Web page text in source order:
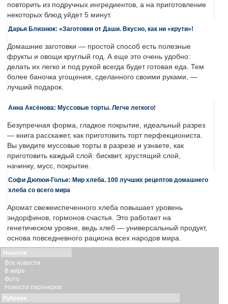
повторить из подручных ингредиентов, а на приготовление
некоторых блюд уйдет 5 минут.
Дарья Близнюк: «Заготовки от Даши. Вкусно, как ни «крути»!
Домашние заготовки — простой способ есть полезные
фрукты и овощи круглый год. А еще это очень удобно:
делать их легко и под рукой всегда будет готовая еда. Тем
более баночка угощения, сделанного своими руками, —
лучший подарок.
Анна Аксёнова: Муссовые торты. Легче легкого!
Безупречная форма, гладкое покрытие, идеальный разрез
— книга расскажет, как приготовить торт перфекциониста.
Вы увидите муссовые торты в разрезе и узнаете, как
приготовить каждый слой: бисквит, хрустящий слой,
начинку, мусс, покрытие.
Софи Дюпюи-Голье: Мир хлеба. 100 лучших рецептов домашнего
хлеба со всего мира
Аромат свежеиспеченного хлеба повышает уровень
эндорфинов, гормонов счастья. Это работает на
генетическом уровне, ведь хлеб — универсальный продукт,
основа повседневного рациона всех народов мира.
Новости
Все новости
В мире
Фото
Новости партнеров
Рубрики